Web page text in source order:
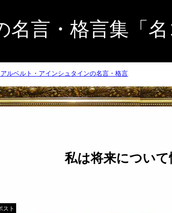
名言・格言集「名
アルベルト・アインシュタインの名言・格言
私は将来について